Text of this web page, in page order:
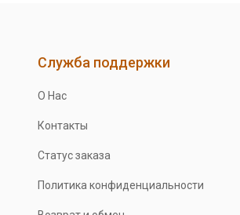
Служба поддержки
О Нас
Контакты
Статус заказа
Политика конфиденциальности